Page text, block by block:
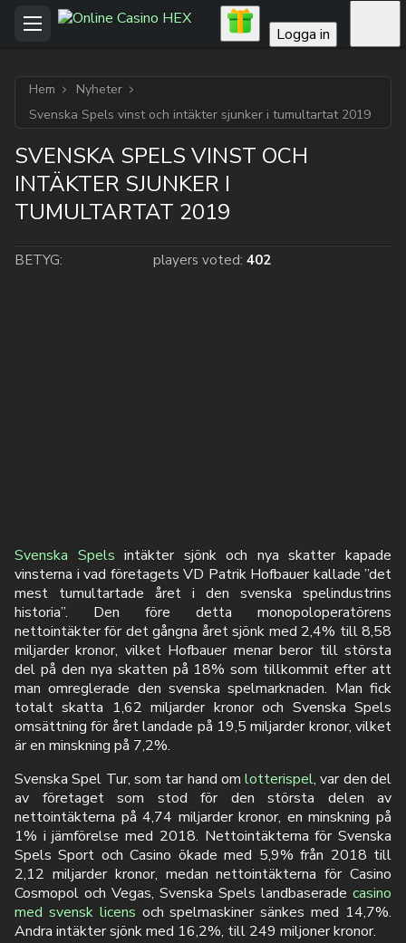
Logga in
Hem
Nyheter
Svenska Spels vinst och intäkter sjunker i tumultartat 2019
SVENSKA SPELS VINST OCH
INTÄKTER SJUNKER I
TUMULTARTAT 2019
BETYG: players voted: 402
Svenska Spels intäkter sjönk och nya skatter kapade
vinsterna i vad företagets VD Patrik Hofbauer kallade ”det
mest tumultartade året i den svenska spelindustrins
historia”. Den före detta monopoloperatörens
nettointäkter för det gångna året sjönk med 2,4% till 8,58
miljarder kronor, vilket Hofbauer menar beror till största
del på den nya skatten på 18% som tillkommit efter att
man omreglerade den svenska spelmarknaden. Man fick
totalt skatta 1,62 miljarder kronor och Svenska Spels
omsättning för året landade på 19,5 miljarder kronor, vilket
är en minskning på 7,2%.
Svenska Spel Tur, som tar hand omlotterispel, var den del
av företaget som stod för den största delen av
nettointäkterna på 4,74 miljarder kronor, en minskning på
1% i jämförelse med 2018. Nettointäkterna för Svenska
Spels Sport och Casino ökade med 5,9% från 2018 till
2,12 miljarder kronor, medan nettointäkterna för Casino
Cosmopol och Vegas, Svenska Spels landbaserade casino
med svensk licens och spelmaskiner sänkes med 14,7%.
Andra intäkter sjönk med 16,2%, till 249 miljoner kronor.